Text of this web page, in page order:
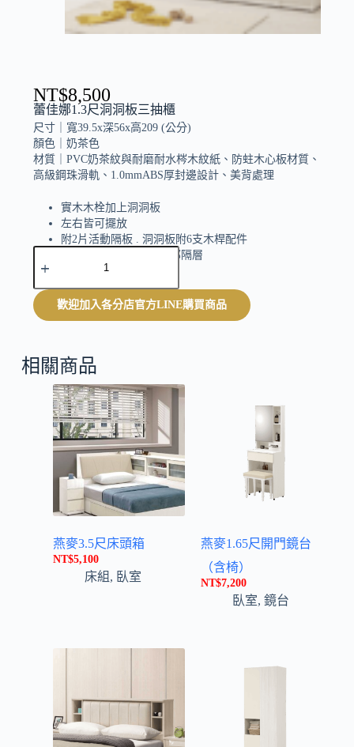
蕾佳娜1.3尺洞洞板三抽櫃
NT$8,500
尺寸｜ 寬39.5x深56x高209 (公分)
顏色｜ 奶茶色
材質｜ PVC奶茶紋與耐磨耐水梣木紋紙、防蛀木心板材質、
高級鋼珠滑軌、1.0mmABS厚封邊設計、美背處理
實木木栓加上洞洞板
左右皆可擺放
附2片活動隔板 . 洞洞板附6支木桿配件
可依個人需求 . 變化內部隔層
e
r
n
v
e
:
歡迎加入各分店官方LINE購買商品
相關商品
燕麥3.5尺床頭箱
NT$5,100
床組, 臥室
燕麥1.65尺開門鏡台
（含椅）
NT$7,200
臥室, 鏡台